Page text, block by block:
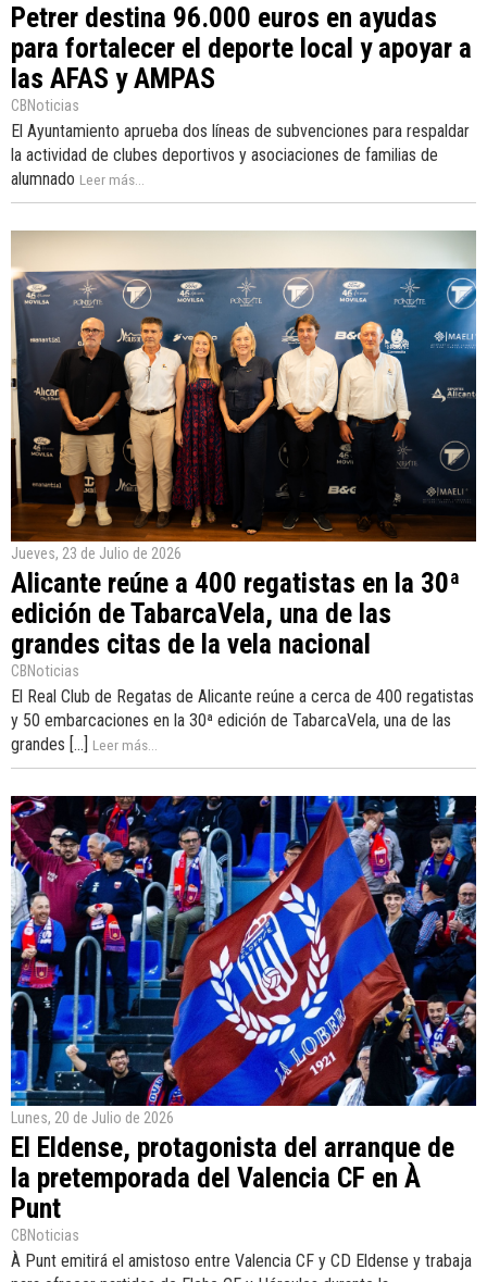
Petrer destina 96.000 euros en ayudas
para fortalecer el deporte local y apoyar a
las AFAS y AMPAS
CBNoticias
El Ayuntamiento aprueba dos líneas de subvenciones para respaldar
la actividad de clubes deportivos y asociaciones de familias de
alumnado Leer más...
Jueves, 23 de Julio de 2026
Alicante reúne a 400 regatistas en la 30ª
edición de TabarcaVela, una de las
grandes citas de la vela nacional
CBNoticias
El Real Club de Regatas de Alicante reúne a cerca de 400 regatistas
y 50 embarcaciones en la 30ª edición de TabarcaVela, una de las
grandes [...] Leer más...
Lunes, 20 de Julio de 2026
El Eldense, protagonista del arranque de
la pretemporada del Valencia CF en À
Punt
CBNoticias
À Punt emitirá el amistoso entre Valencia CF y CD Eldense y trabaja